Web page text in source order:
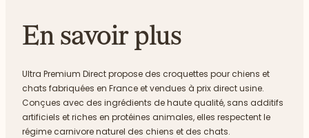
En savoir plus
Ultra Premium Direct propose des croquettes pour chiens et
chats fabriquées en France et vendues à prix direct usine.
Conçues avec des ingrédients de haute qualité, sans additifs
artificiels et riches en protéines animales, elles respectent le
régime carnivore naturel des chiens et des chats.